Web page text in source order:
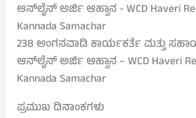
238 ಅಂಗನವಾಡಿ ಕಾರ್ಯಕರ್ತೆ ಮತ್ತು
ಆನ್‌ಲೈನ್ ಅರ್ಜಿ ಆಹ್ವಾನ – WCD Haveri
Kannada Samachar
ಪ್ರಮುಖ ದಿನಾಂಕಗಳು